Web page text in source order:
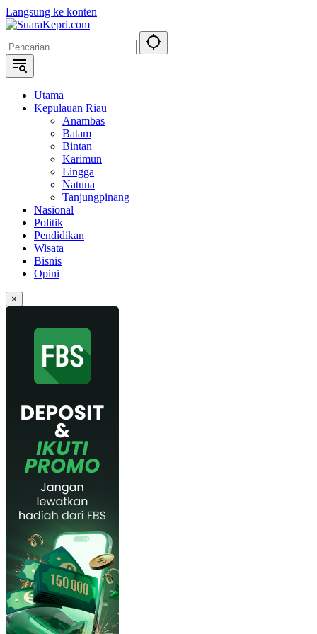
Langsung ke konten
Utama
Kepulauan Riau
Anambas
Batam
Bintan
Karimun
Lingga
Natuna
Tanjungpinang
Nasional
Politik
Pendidikan
Wisata
Bisnis
Opini
×